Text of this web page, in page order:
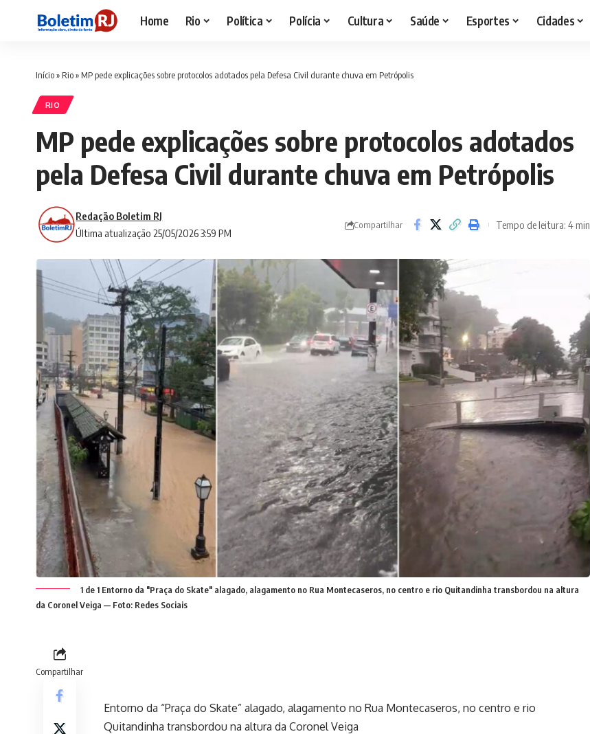
Home Rio Política Polícia Cultura Saúde Esportes Cidades
Início» Rio» MP pede explicações sobre protocolos adotados pela Defesa Civil durante chuva em Petrópolis
RIO
MP pede explicações sobre protocolos adotados
pela Defesa Civil durante chuva em Petrópolis
Última atualização 25/05/2026 3:59 PM
Redação Boletim RJ
Compartilhar Tempo de leitura: 4 min
1 de 1 Entorno da "Praça do Skate" alagado, alagamento no Rua Montecaseros, no centro e rio Quitandinha transbordou na altura
da Coronel Veiga — Foto: Redes Sociais
Compartilhar
Entorno da “Praça do Skate” alagado, alagamento no Rua Montecaseros, no centro e rio
Quitandinha transbordou na altura da Coronel Veiga